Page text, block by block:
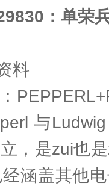
：单荣
料
与
，是zui也
盖其他电